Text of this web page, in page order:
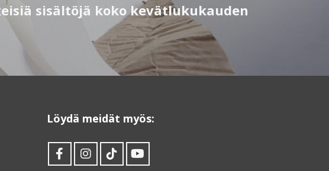
sisältöjä koko kevätlukukauden
Löydä meidät myös: